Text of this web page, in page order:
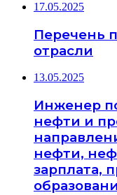
17.05.2025
Перечень
отрасли
13.05.2025
Инженер
нефти и
нефти,
зарплата,